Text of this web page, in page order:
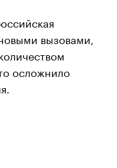
вызовами,
осложнило